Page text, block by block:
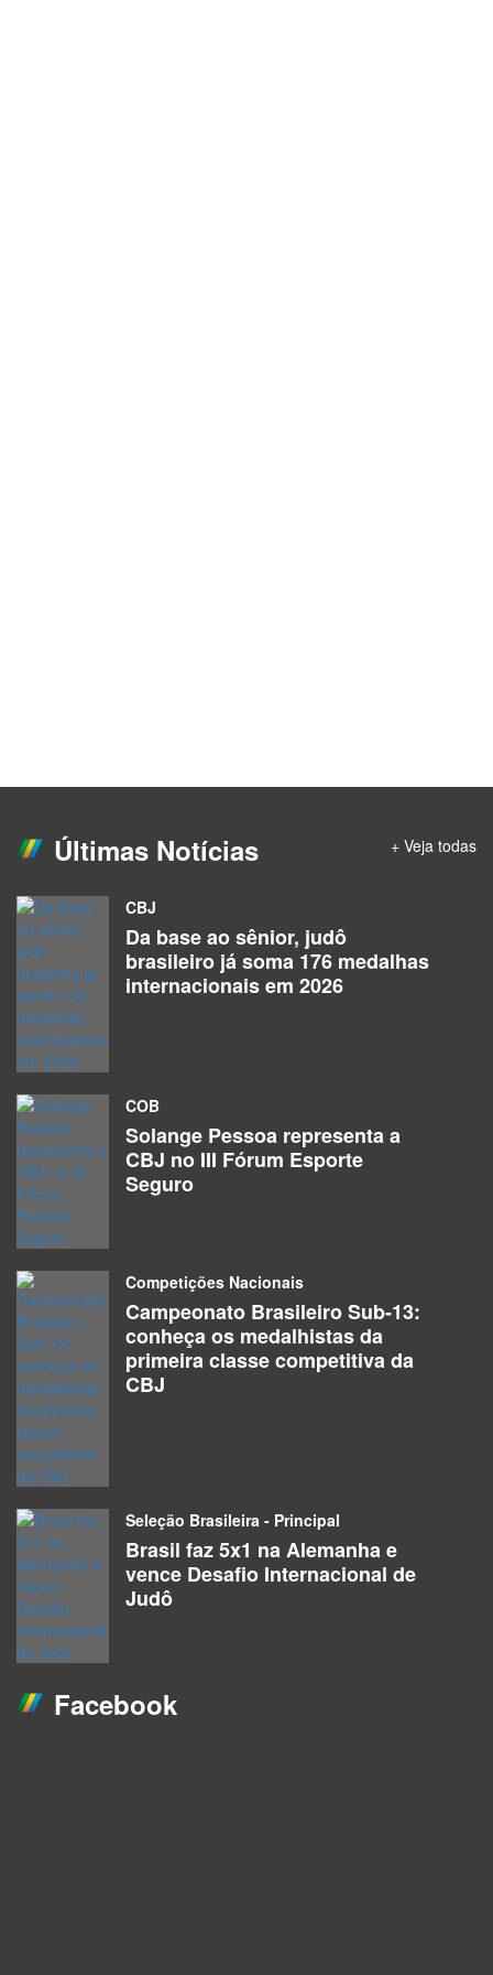
Últimas Notícias + Veja todas
CBJ
Da base ao sênior, judô
brasileiro já soma 176 medalhas
internacionais em 2026
COB
Solange Pessoa representa a
CBJ no III Fórum Esporte
Seguro
Competições Nacionais
Campeonato Brasileiro Sub-13:
conheça os medalhistas da
primeira classe competitiva da
CBJ
Seleção Brasileira - Principal
Brasil faz 5x1 na Alemanha e
vence Desafio Internacional de
Judô
Facebook